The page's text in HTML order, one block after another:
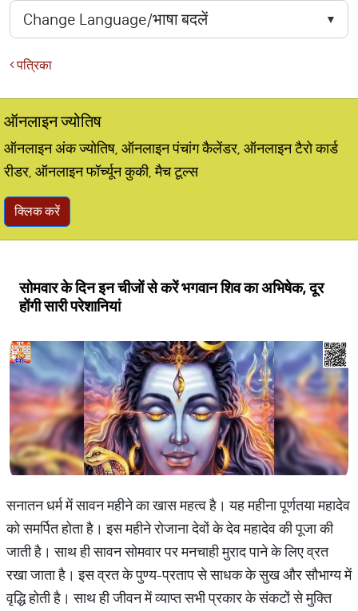
पत्रिका
ऑनलाइन ज्योतिष
ऑनलाइन अंक ज्योतिष, ऑनलाइन पंचांग कैलेंडर, ऑनलाइन टैरो कार्ड
रीडर, ऑनलाइन फॉर्च्यून कुकी, मैच टूल्स
क्लिक करें
सोमवार के दिन इन चीजों से करें भगवान शिव का अभिषेक, दूर
होंगी सारी परेशानियां
सनातन धर्म में सावन महीने का खास महत्व है। यह महीना पूर्णतया महादेव
को समर्पित होता है। इस महीने रोजाना देवों के देव महादेव की पूजा की
जाती है। साथ ही सावन सोमवार पर मनचाही मुराद पाने के लिए व्रत
रखा जाता है। इस व्रत के पुण्य-प्रताप से साधक के सुख और सौभाग्य में
वृद्धि होती है। साथ ही जीवन में व्याप्त सभी प्रकार के संकटों से मुक्ति